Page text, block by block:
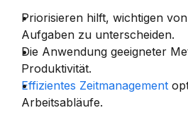
Priorisieren hilft, wichtigen
Aufgaben zu unterscheiden.
Die Anwendung geeigneter
Produktivität.
Effizientes Zeitmanagement
Arbeitsabläufe.